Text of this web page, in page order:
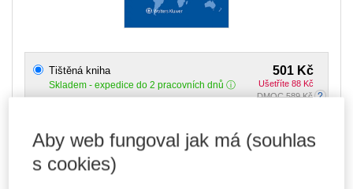
501 Kč
Ušetříte 88 Kč
DMOC 589 Kč
Tištěná kniha
Skladem - expedice do 2 pracovních dnů
426 Kč
E-kniha Smarteca
V prodeji - ihned k dispozici
Co je Smarteca?
Aby web fungoval jak má (souhlas
s cookies)